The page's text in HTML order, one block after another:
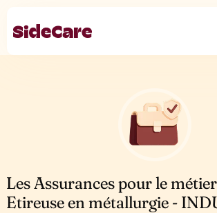
Les Assurances pour le
Etireuse en métallurgie -